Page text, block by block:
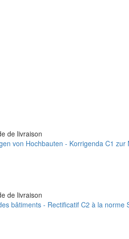
de livraison
von Hochbauten - Korrigenda C1 zur
de livraison
bâtiments - Rectificatif C2 à la norme